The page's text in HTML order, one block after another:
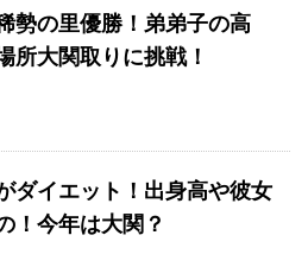
勢の里優勝！弟弟子の高
所大関取りに挑戦！
ダイエット！出身高や彼女
！今年は大関？